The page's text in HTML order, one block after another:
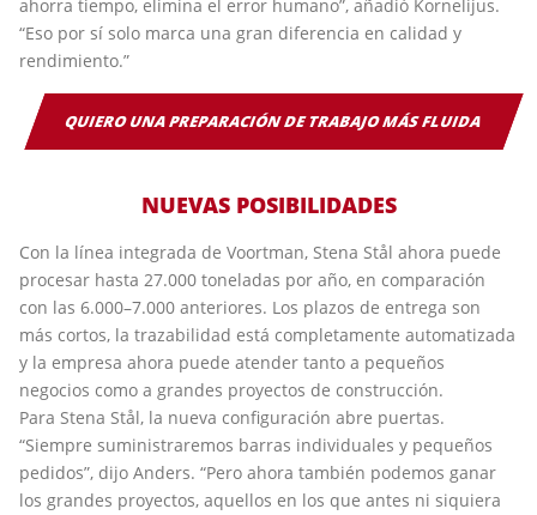
ahorra tiempo, elimina el error humano”, añadió Kornelijus.
“Eso por sí solo marca una gran diferencia en calidad y
rendimiento.”
QUIERO UNA PREPARACIÓN DE TRABAJO MÁS FLUIDA
NUEVAS POSIBILIDADES
Con la línea integrada de Voortman, Stena Stål ahora puede
procesar hasta 27.000 toneladas por año, en comparación
con las 6.000–7.000 anteriores. Los plazos de entrega son
más cortos, la trazabilidad está completamente automatizada
y la empresa ahora puede atender tanto a pequeños
negocios como a grandes proyectos de construcción.
Para Stena Stål, la nueva configuración abre puertas.
“Siempre suministraremos barras individuales y pequeños
pedidos”, dijo Anders. “Pero ahora también podemos ganar
los grandes proyectos, aquellos en los que antes ni siquiera